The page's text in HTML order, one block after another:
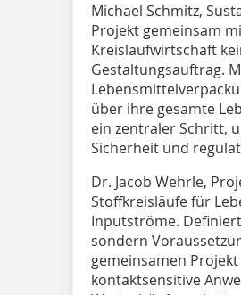
Michael Schmitz,
Projekt gemeinsam
Kreislaufwirtschaft
Gestaltungsauftrag.
über ihre gesamte
ein zentraler Schritt,
Sicherheit und
Dr. Jacob Wehrle,
Stoffkreisläufe für
Inputströme.
sondern
gemeinsamen
kontaktsensitive